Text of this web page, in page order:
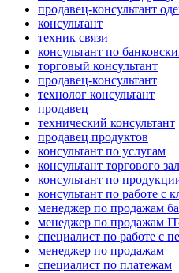
продавец-консультант
консультант
техник связи
консультант по
торговый консультант
продавец-консультант
технолог консультант
продавец
технический консультант
продавец продуктов
консультант по услугам
консультант торгового
консультант по
консультант по работе с
менеджер по продажам
менеджер по продажам
специалист по работе с
менеджер по продажам
специалист по платежам